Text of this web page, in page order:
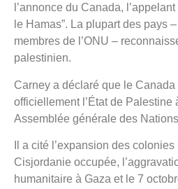
l’annonce du Canada,
le Hamas”. La plupart des pays
membres de l’ONU –
palestinien.
Carney a déclaré que le
officiellement l’État de Palestine
Assemblée générale des
Il a cité l’expansion des
Cisjordanie occupée,
humanitaire à Gaza et le 7